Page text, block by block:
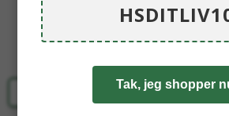
Tak, jeg shopper